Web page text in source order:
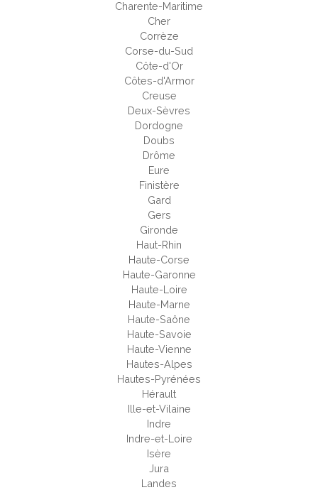
Charente-Maritime
Cher
Corrèze
Corse-du-Sud
Côte-d'Or
Côtes-d'Armor
Creuse
Deux-Sèvres
Dordogne
Doubs
Drôme
Eure
Finistère
Gard
Gers
Gironde
Haut-Rhin
Haute-Corse
Haute-Garonne
Haute-Loire
Haute-Marne
Haute-Saône
Haute-Savoie
Haute-Vienne
Hautes-Alpes
Hautes-Pyrénées
Hérault
Ille-et-Vilaine
Indre
Indre-et-Loire
Isère
Jura
Landes